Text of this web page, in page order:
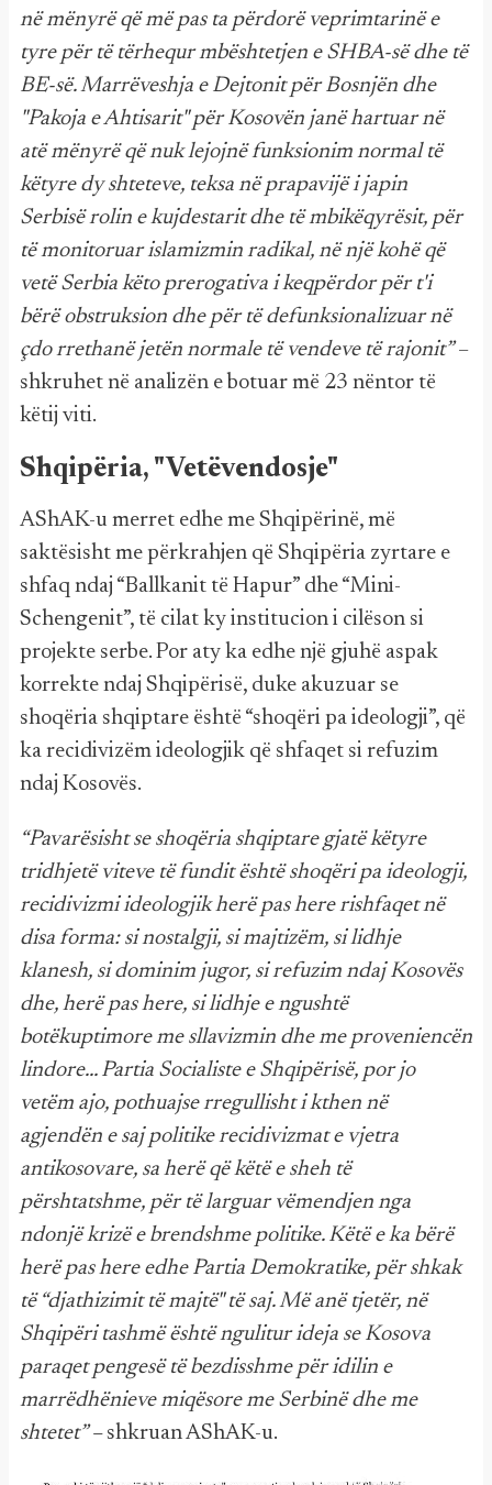
në mënyrë që më pas ta përdorë veprimtarinë e
tyre për të tërhequr mbështetjen e SHBA-së dhe të
BE-së. Marrëveshja e Dejtonit për Bosnjën dhe
"Pakoja e Ahtisarit" për Kosovën janë hartuar në
atë mënyrë që nuk lejojnë funksionim normal të
këtyre dy shteteve, teksa në prapavijë i japin
Serbisë rolin e kujdestarit dhe të mbikëqyrësit, për
të monitoruar islamizmin radikal, në një kohë që
vetë Serbia këto prerogativa i keqpërdor për t'i
bërë obstruksion dhe për të defunksionalizuar në
çdo rrethanë jetën normale të vendeve të rajonit”–
shkruhet në analizën e botuar më 23 nëntor të
këtij viti.
Shqipëria, "Vetëvendosje"
AShAK-u merret edhe me Shqipërinë, më
saktësisht me përkrahjen që Shqipëria zyrtare e
shfaq ndaj “Ballkanit të Hapur” dhe “Mini-
Schengenit”, të cilat ky institucion i cilëson si
projekte serbe. Por aty ka edhe një gjuhë aspak
korrekte ndaj Shqipërisë, duke akuzuar se
shoqëria shqiptare është “shoqëri pa ideologji”, që
ka recidivizëm ideologjik që shfaqet si refuzim
ndaj Kosovës.
“Pavarësisht se shoqëria shqiptare gjatë këtyre
tridhjetë viteve të fundit është shoqëri pa ideologji,
recidivizmi ideologjik herë pas here rishfaqet në
disa forma: si nostalgji, si majtizëm, si lidhje
klanesh, si dominim jugor, si refuzim ndaj Kosovës
dhe, herë pas here, si lidhje e ngushtë
botëkuptimore me sllavizmin dhe me proveniencën
lindore… Partia Socialiste e Shqipërisë, por jo
vetëm ajo, pothuajse rregullisht i kthen në
agjendën e saj politike recidivizmat e vjetra
antikosovare, sa herë që këtë e sheh të
përshtatshme, për të larguar vëmendjen nga
ndonjë krizë e brendshme politike. Këtë e ka bërë
herë pas here edhe Partia Demokratike, për shkak
të “djathizimit të majtë" të saj. Më anë tjetër, në
Shqipëri tashmë është ngulitur ideja se Kosova
paraqet pengesë të bezdisshme për idilin e
marrëdhënieve miqësore me Serbinë dhe me
shtetet” –shkruan AShAK-u.